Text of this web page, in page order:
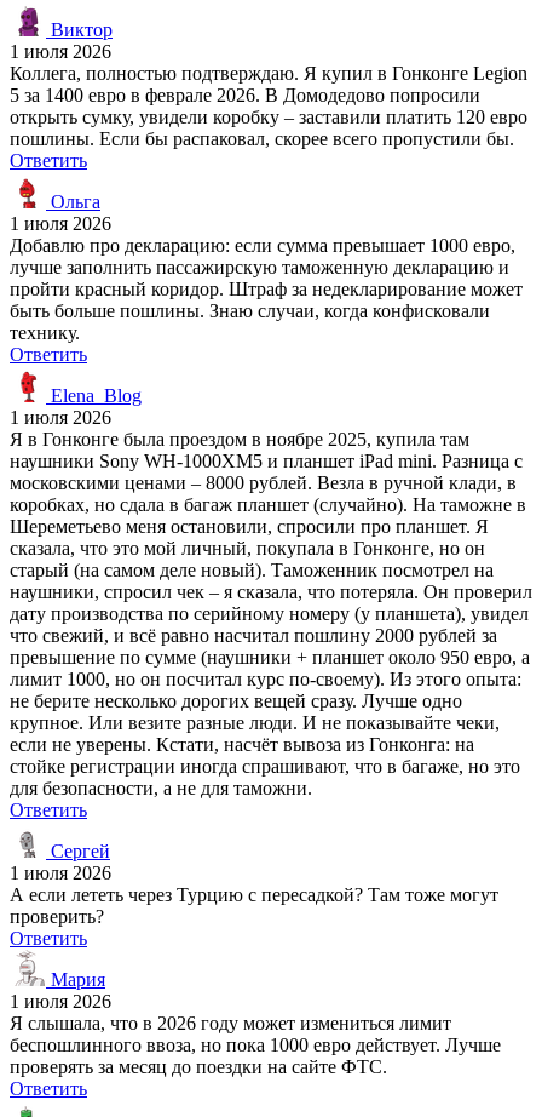
Виктор
1 июля 2026
Коллега, полностью подтверждаю. Я купил в Гонконге Legion
5 за 1400 евро в феврале 2026. В Домодедово попросили
открыть сумку, увидели коробку – заставили платить 120 евро
пошлины. Если бы распаковал, скорее всего пропустили бы.
Ответить
Ольга
1 июля 2026
Добавлю про декларацию: если сумма превышает 1000 евро,
лучше заполнить пассажирскую таможенную декларацию и
пройти красный коридор. Штраф за недекларирование может
быть больше пошлины. Знаю случаи, когда конфисковали
технику.
Ответить
Elena_Blog
1 июля 2026
Я в Гонконге была проездом в ноябре 2025, купила там
наушники Sony WH-1000XM5 и планшет iPad mini. Разница с
московскими ценами – 8000 рублей. Везла в ручной клади, в
коробках, но сдала в багаж планшет (случайно). На таможне в
Шереметьево меня остановили, спросили про планшет. Я
сказала, что это мой личный, покупала в Гонконге, но он
старый (на самом деле новый). Таможенник посмотрел на
наушники, спросил чек – я сказала, что потеряла. Он проверил
дату производства по серийному номеру (у планшета), увидел
что свежий, и всё равно насчитал пошлину 2000 рублей за
превышение по сумме (наушники + планшет около 950 евро, а
лимит 1000, но он посчитал курс по-своему). Из этого опыта:
не берите несколько дорогих вещей сразу. Лучше одно
крупное. Или везите разные люди. И не показывайте чеки,
если не уверены. Кстати, насчёт вывоза из Гонконга: на
стойке регистрации иногда спрашивают, что в багаже, но это
для безопасности, а не для таможни.
Ответить
Сергей
1 июля 2026
А если лететь через Турцию с пересадкой? Там тоже могут
проверить?
Ответить
Мария
1 июля 2026
Я слышала, что в 2026 году может измениться лимит
беспошлинного ввоза, но пока 1000 евро действует. Лучше
проверять за месяц до поездки на сайте ФТС.
Ответить